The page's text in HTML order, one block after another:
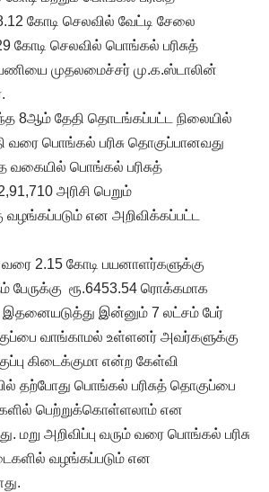
கோடி செலவில் வேட்டி சேலை
கோடி செலவில் பொங்கல் பரிசுத்
முதலமைச்சர் மு.க.ஸ்டாலின்
8ஆம் தேதி தொடங்கப்பட்ட நிலையில்
வரை பொங்கல் பரிசு தொகுப்பானவது
வகையில் பொங்கல் பரிசுத்
அரிசி பெறும்
என அறிவிக்கப்பட்ட
2.15 கோடி பயனாளர்களுக்கு
பேருக்கு ரூ.6453.54 ரொக்கமாக
இதனையடுத்து இன்னும் 7 லட்சம் பேர்
வாங்காமல் உள்ளனர் அவர்களுக்கு
கிடைக்குமா என்ற கேள்வி
தற்போது பொங்கல் பரிசுத் தொகுப்பை
பெற்றுக்கொள்ளலாம் என
மறு அறிவிப்பு வரும் வரை பொங்கல் பரிசு
வழங்கப்படும் என